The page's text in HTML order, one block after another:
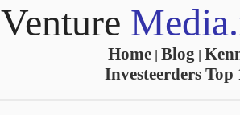
Venture
Home Blog
Investeerders Top